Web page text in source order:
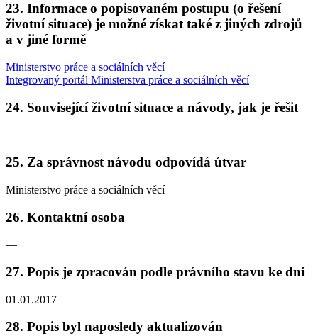
23. Informace o popisovaném postupu (o řešení
životní situace) je možné získat také z jiných zdrojů
a v jiné formě
Ministerstvo práce a sociálních věcí
Integrovaný portál Ministerstva práce a sociálních věcí
24. Související životní situace a návody, jak je řešit
25. Za správnost návodu odpovídá útvar
Ministerstvo práce a sociálních věcí
26. Kontaktní osoba
—
27. Popis je zpracován podle právního stavu ke dni
01.01.2017
28. Popis byl naposledy aktualizován